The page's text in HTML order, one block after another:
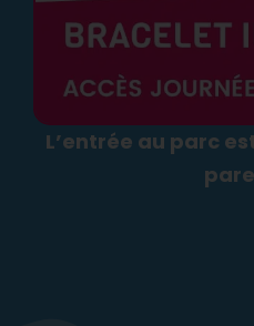
L’entrée au parc